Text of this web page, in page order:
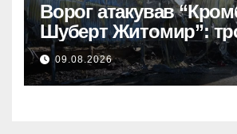
Ворог атакував
Шуберт Житомир”:
постраждалих.
09.08.2026